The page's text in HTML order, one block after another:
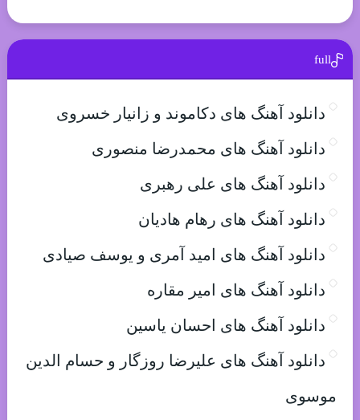
full
دانلود آهنگ های دکاموند و زانیار خسروی
دانلود آهنگ های محمدرضا منصوری
دانلود آهنگ های علی رهبری
دانلود آهنگ های رهام هادیان
دانلود آهنگ های امید آمری و یوسف صیادی
دانلود آهنگ های امیر مقاره
دانلود آهنگ های احسان یاسین
دانلود آهنگ های علیرضا روزگار و حسام الدین
موسوی